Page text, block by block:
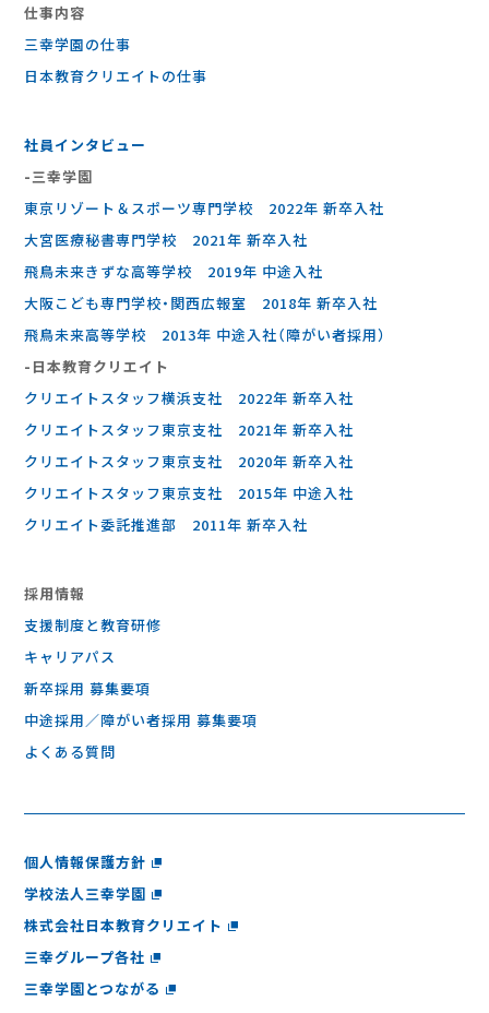
仕事内容
三幸学園の仕事
⽇本教育クリエイトの仕事
社員インタビュー
-三幸学園
東京リゾート＆スポーツ専門学校 2022年 新卒入社
大宮医療秘書専門学校 2021年 新卒入社
飛鳥未来きずな高等学校 2019年 中途入社
大阪こども専門学校・関西広報室 2018年 新卒入社
飛鳥未来高等学校 2013年 中途入社（障がい者採用）
-⽇本教育クリエイト
クリエイトスタッフ横浜支社 2022年 新卒入社
クリエイトスタッフ東京支社 2021年 新卒入社
クリエイトスタッフ東京支社 2020年 新卒入社
クリエイトスタッフ東京支社 2015年 中途入社
クリエイト委託推進部 2011年 新卒入社
採⽤情報
支援制度と教育研修
キャリアパス
新卒採用 募集要項
中途採用／障がい者採用 募集要項
よくある質問
個人情報保護方針
学校法人三幸学園
株式会社日本教育クリエイト
三幸グループ各社
三幸学園とつながる